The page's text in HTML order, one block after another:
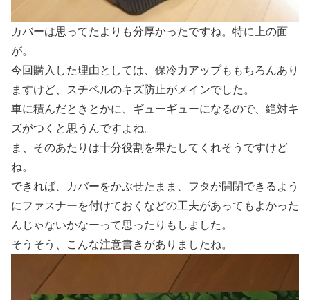
カバーは思ってたよりも分厚かったですね。特に上の面
が。
今回購入した理由としては、保冷力アップももちろんあり
ますけど、スチベルのキズ防止がメインでした。
車に積んだときとかに、ギューギューになるので、絶対キ
ズがつくと思うんですよね。
ま、そのあたりは十分役割を果たしてくれそうですけど
ね。
できれば、カバーをかぶせたまま、フタが開閉できるよう
にファスナーを付けておくなどの工夫があってもよかった
んじゃないかなーって思ったりもしました。
そうそう、こんな注意書きがありましたね。